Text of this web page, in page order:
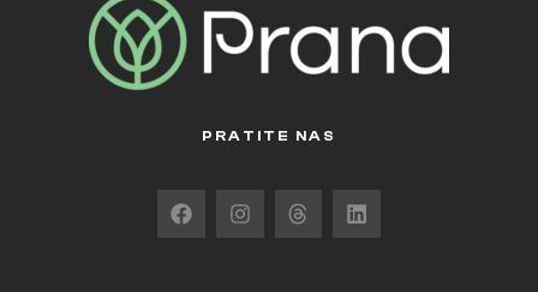
PRATITE NAS